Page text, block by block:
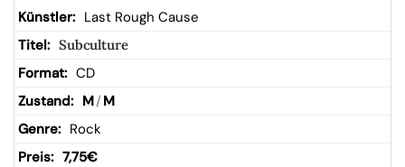
Last Rough Cause
Subculture
CD
M/ M
Rock
7,75€